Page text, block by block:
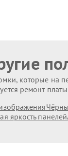
которые на
ремонт
яркость панелей